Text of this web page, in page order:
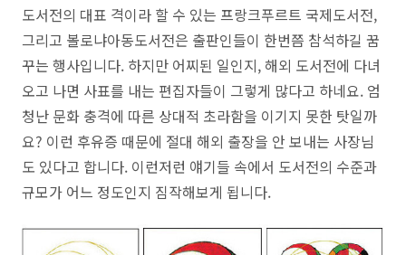
도서전의 대표 격이라 할 수 있는 프랑크푸르트 국제도서전,
그리고 볼로냐아동도서전은 출판인들이 한번쯤 참석하길 꿈
꾸는 행사입니다. 하지만 어찌된 일인지, 해외 도서전에 다녀
오고 나면 사표를 내는 편집자들이 그렇게 많다고 하네요. 엄
청난 문화 충격에 따른 상대적 초라함을 이기지 못한 탓일까
요? 이런 후유증 때문에 절대 해외 출장을 안 보내는 사장님
도 있다고 합니다. 이런저런 얘기들 속에서 도서전의 수준과
규모가 어느 정도인지 짐작해보게 됩니다.